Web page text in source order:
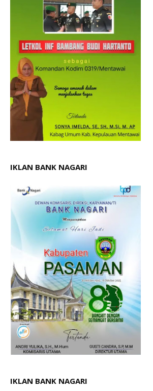
IKLAN BANK NAGARI
IKLAN BANK NAGARI